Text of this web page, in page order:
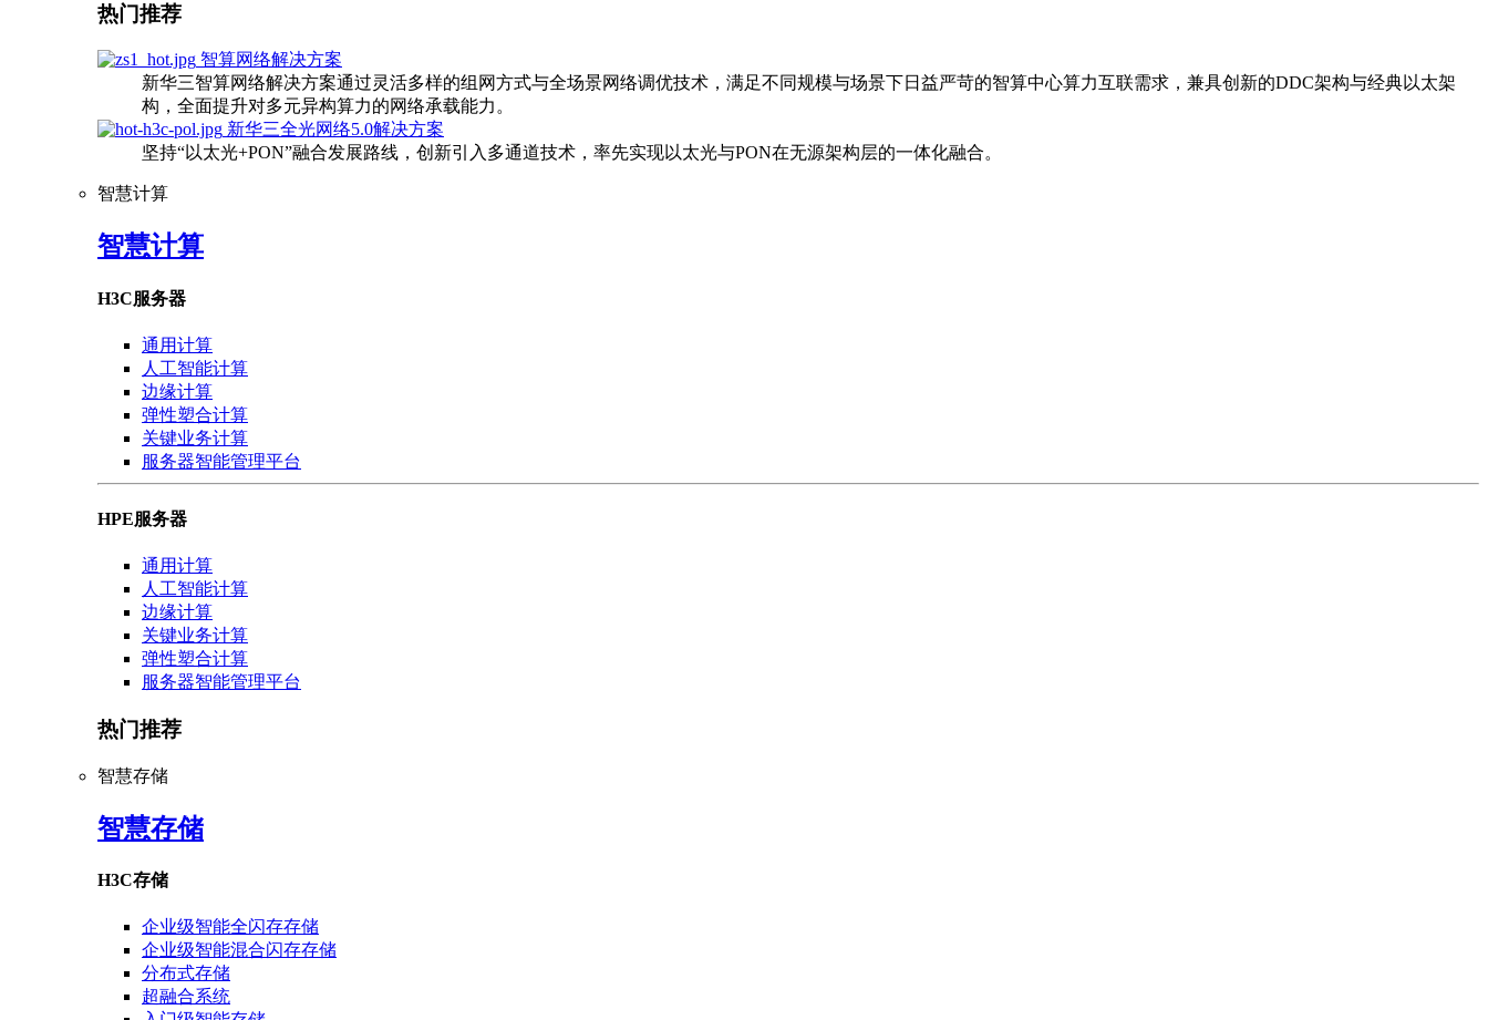
热门推荐
智算网络解决方案
新华三智算网络解决方案通过灵活多样的组网方式与全场景网络调优技术，满足不同规模与场景下日益严苛的智算中心算力互联需求，兼具创新的DDC架构与经典以太架
构，全面提升对多元异构算力的网络承载能力。
新华三全光网络5.0解决方案
坚持“以太光+PON”融合发展路线，创新引入多通道技术，率先实现以太光与PON在无源架构层的一体化融合。
智慧计算
智慧计算
H3C服务器
通用计算
人工智能计算
边缘计算
弹性塑合计算
关键业务计算
服务器智能管理平台
HPE服务器
通用计算
人工智能计算
边缘计算
关键业务计算
弹性塑合计算
服务器智能管理平台
热门推荐
智慧存储
智慧存储
H3C存储
企业级智能全闪存存储
企业级智能混合闪存存储
分布式存储
超融合系统